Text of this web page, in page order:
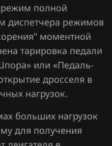
режим полной
диспетчера режимов
моментной
тарировка педали
или «Педаль-
дросселя в
нагрузок.
больших нагрузок
для получения